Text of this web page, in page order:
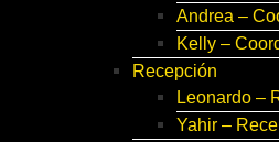
Andrea –
Kelly –
Recepción
Leonardo –
Yahir –